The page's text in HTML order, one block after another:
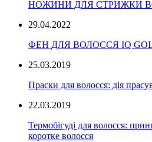
НОЖИНИ ДЛЯ СТРИЖКИ
29.04.2022
ФЕН ДЛЯ ВОЛОССЯ IQ
25.03.2019
Праски для волосся: дія
22.03.2019
Термобігуді для волосся:
коротке волосся